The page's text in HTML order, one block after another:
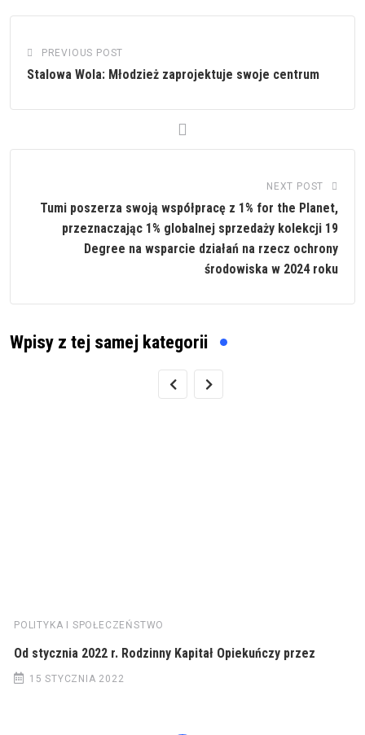
PREVIOUS POST
Stalowa Wola: Młodzież zaprojektuje swoje centrum
NEXT POST
Tumi poszerza swoją współpracę z 1% for the Planet,
przeznaczając 1% globalnej sprzedaży kolekcji 19
Degree na wsparcie działań na rzecz ochrony
środowiska w 2024 roku
Wpisy z tej samej kategorii
POLITYKA I SPOŁECZEŃSTWO
Od stycznia 2022 r. Rodzinny Kapitał Opiekuńczy przez
15 STYCZNIA 2022